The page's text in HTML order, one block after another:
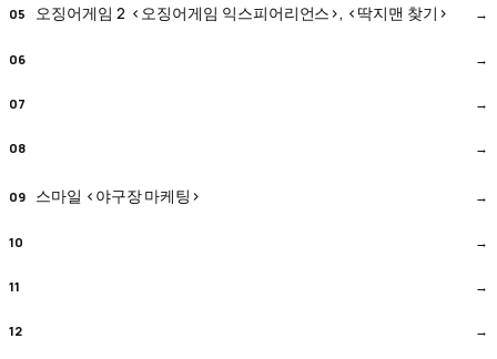
오징어게임 2 <오징어게임 익스피어리언스>, <딱지맨 찾기>
스마일 <야구장 마케팅>